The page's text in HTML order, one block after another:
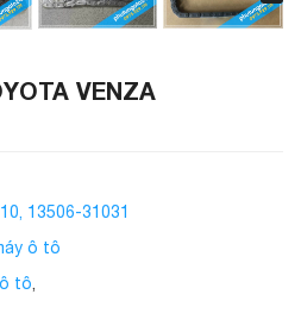
VENZA
13506-31031
ô tô
tô,